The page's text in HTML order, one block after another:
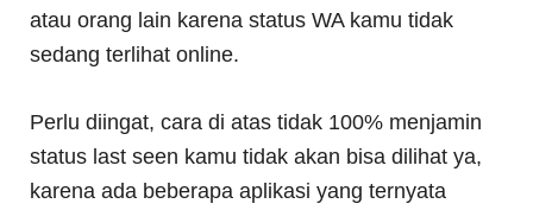
atau orang lain karena status WA kamu tidak
sedang terlihat online.
Perlu diingat, cara di atas tidak 100% menjamin
status last seen kamu tidak akan bisa dilihat ya,
karena ada beberapa aplikasi yang ternyata